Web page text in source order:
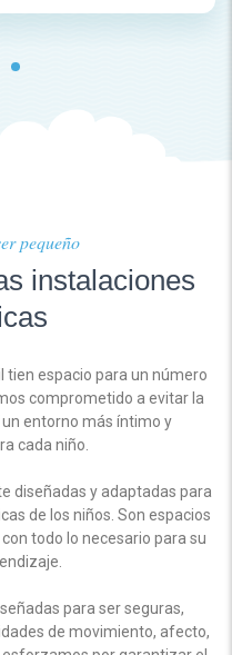
pequeño
instalaciones
tien espacio para un número
comprometido a evitar la
entorno más íntimo y
cada niño.
diseñadas y adaptadas para
de los niños. Son espacios
todo lo necesario para su
para ser seguras,
de movimiento, afecto,